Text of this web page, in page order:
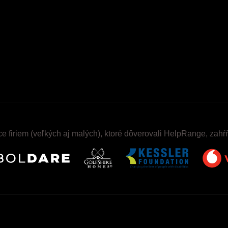
firiem (veľkých aj malých), ktoré dôverovali HelpRange,